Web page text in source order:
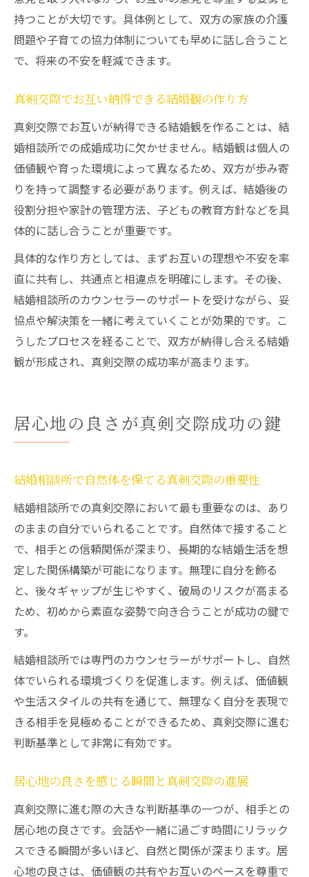
持つことが大切です。具体例として、双方の家族の介護
問題や子育ての協力体制についても早めに話し合うこと
で、将来の不安を軽減できます。
真剣交際でお互い納得できる結婚観の作り方
真剣交際でお互いが納得できる結婚観を作ることは、結
婚相談所での成婚成功に欠かせません。結婚観は個人の
価値観や育った環境によって異なるため、双方が歩み寄
りを持って調整する必要があります。例えば、結婚後の
役割分担や家計の管理方法、子どもの教育方針などを具
体的に話し合うことが重要です。
具体的な作り方としては、まずお互いの理想や不安を率
直に共有し、共通点と相違点を明確にします。その後、
結婚相談所のカウンセラーのサポートを受けながら、妥
協点や解決策を一緒に考えていくことが効果的です。こ
うしたプロセスを経ることで、双方が納得し合える結婚
観が形成され、真剣交際の成功率が高まります。
居心地の良さが真剣交際成功の鍵
結婚相談所で自然体を保てる真剣交際の重要性
結婚相談所での真剣交際において最も重要なのは、あり
のままの自分でいられることです。自然体で接すること
で、相手との信頼関係が深まり、長期的な結婚生活を想
定した関係構築が可能になります。無理に自分を飾る
と、後々ギャップが生じやすく、破局のリスクが高まる
ため、初めから素直な姿勢で向き合うことが成功の鍵で
す。
結婚相談所では専門のカウンセラーがサポートし、自然
体でいられる環境づくりを促進します。例えば、価値観
や生活スタイルの共有を通じて、無理なく自分を表現で
きる相手を見極めることができるため、真剣交際に進む
判断基準として非常に有効です。
居心地の良さを感じる瞬間と真剣交際の進展
真剣交際に進む際の大きな判断基準の一つが、相手との
居心地の良さです。会話や一緒に過ごす時間にリラック
スできる瞬間が多いほど、自然と関係が深まります。居
心地の良さは、価値観の共有やお互いのペースを尊重で